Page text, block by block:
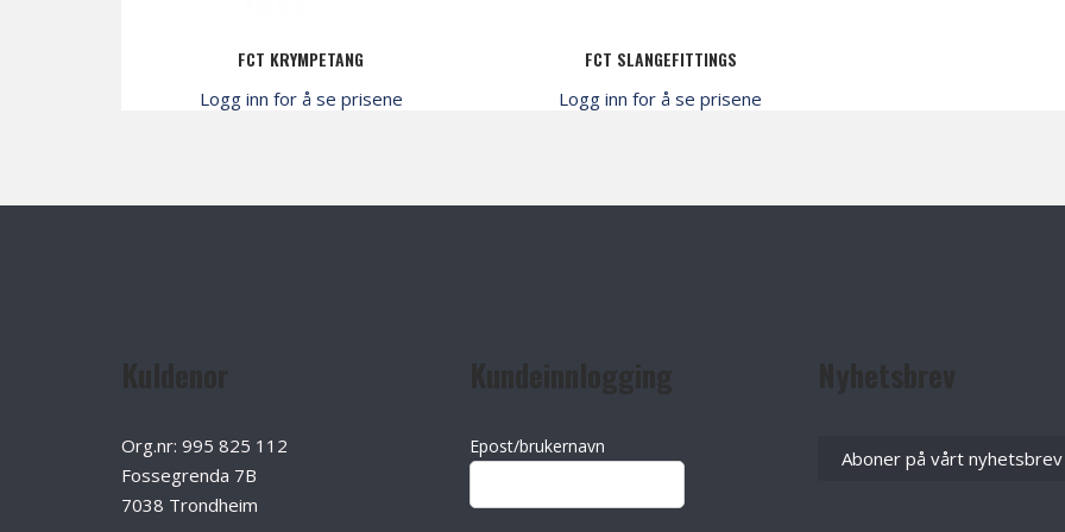
FCT KRYMPETANG
Logg inn for å se prisene
FCT SLANGEFITTINGS
Logg inn for å se prisene
Org.nr: 995 825 112
Fossegrenda 7B
7038 Trondheim
Epost/brukernavn
Aboner på vårt nyhetsbrev